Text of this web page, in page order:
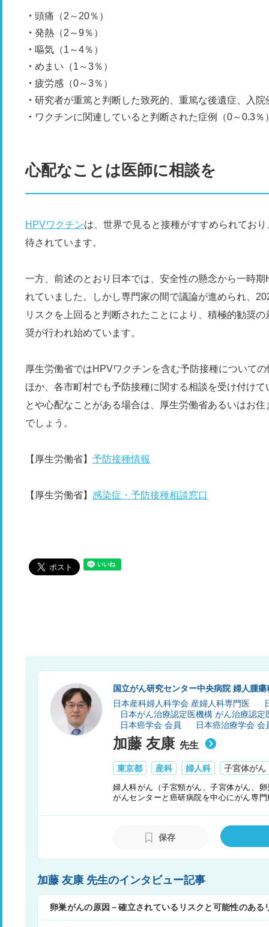
頭痛（2～20％）
発熱（2～9％）
嘔気（1～4％）
めまい（1～3％）
疲労感（0～3％）
研究者が重篤と判断した致死的、重篤な後遺症、入
ワクチンに関連していると判断された症例（0～0.3％
心配なことは医師に相談を
HPVワクチンは、世界で見ると接種がすすめられてお
待されています。
一方、前述のとおり日本では、安全性の懸念から一時
れていました。しかし専門家の間で議論が進められ、
リスクを上回ると判断されたことにより、積極的勧奨
奨が行われ始めています。
厚生労働省ではHPVワクチンを含む予防接種について
ほか、各市町村でも予防接種に関する相談を受け付けて
とや心配なことがある場合は、厚生労働省あるいはお
でしょう。
【厚生労働省】 予防接種情報
【厚生労働省】 感染症・予防接種相談窓口
国立がん研究センター中央病院 婦人腫瘍
日本産科婦人科学会 産婦人科専門医
日本がん治療認定医機構 がん治療認定
日本癌学会 会員
日本癌治療学会 会
加藤 友康 先生
東京都 産科 婦人科 子宮体がん
婦人科がん（子宮頸がん、子宮体がん、
がんセンターと癌研病院を中心にがん専
して、毎年多数の研修医が集まる。
保存
加藤 友康 先生のインタビュー記事
卵巣がんの原因－確立されているリスクと可能性のある